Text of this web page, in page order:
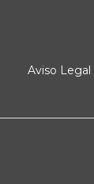
Aviso Legal